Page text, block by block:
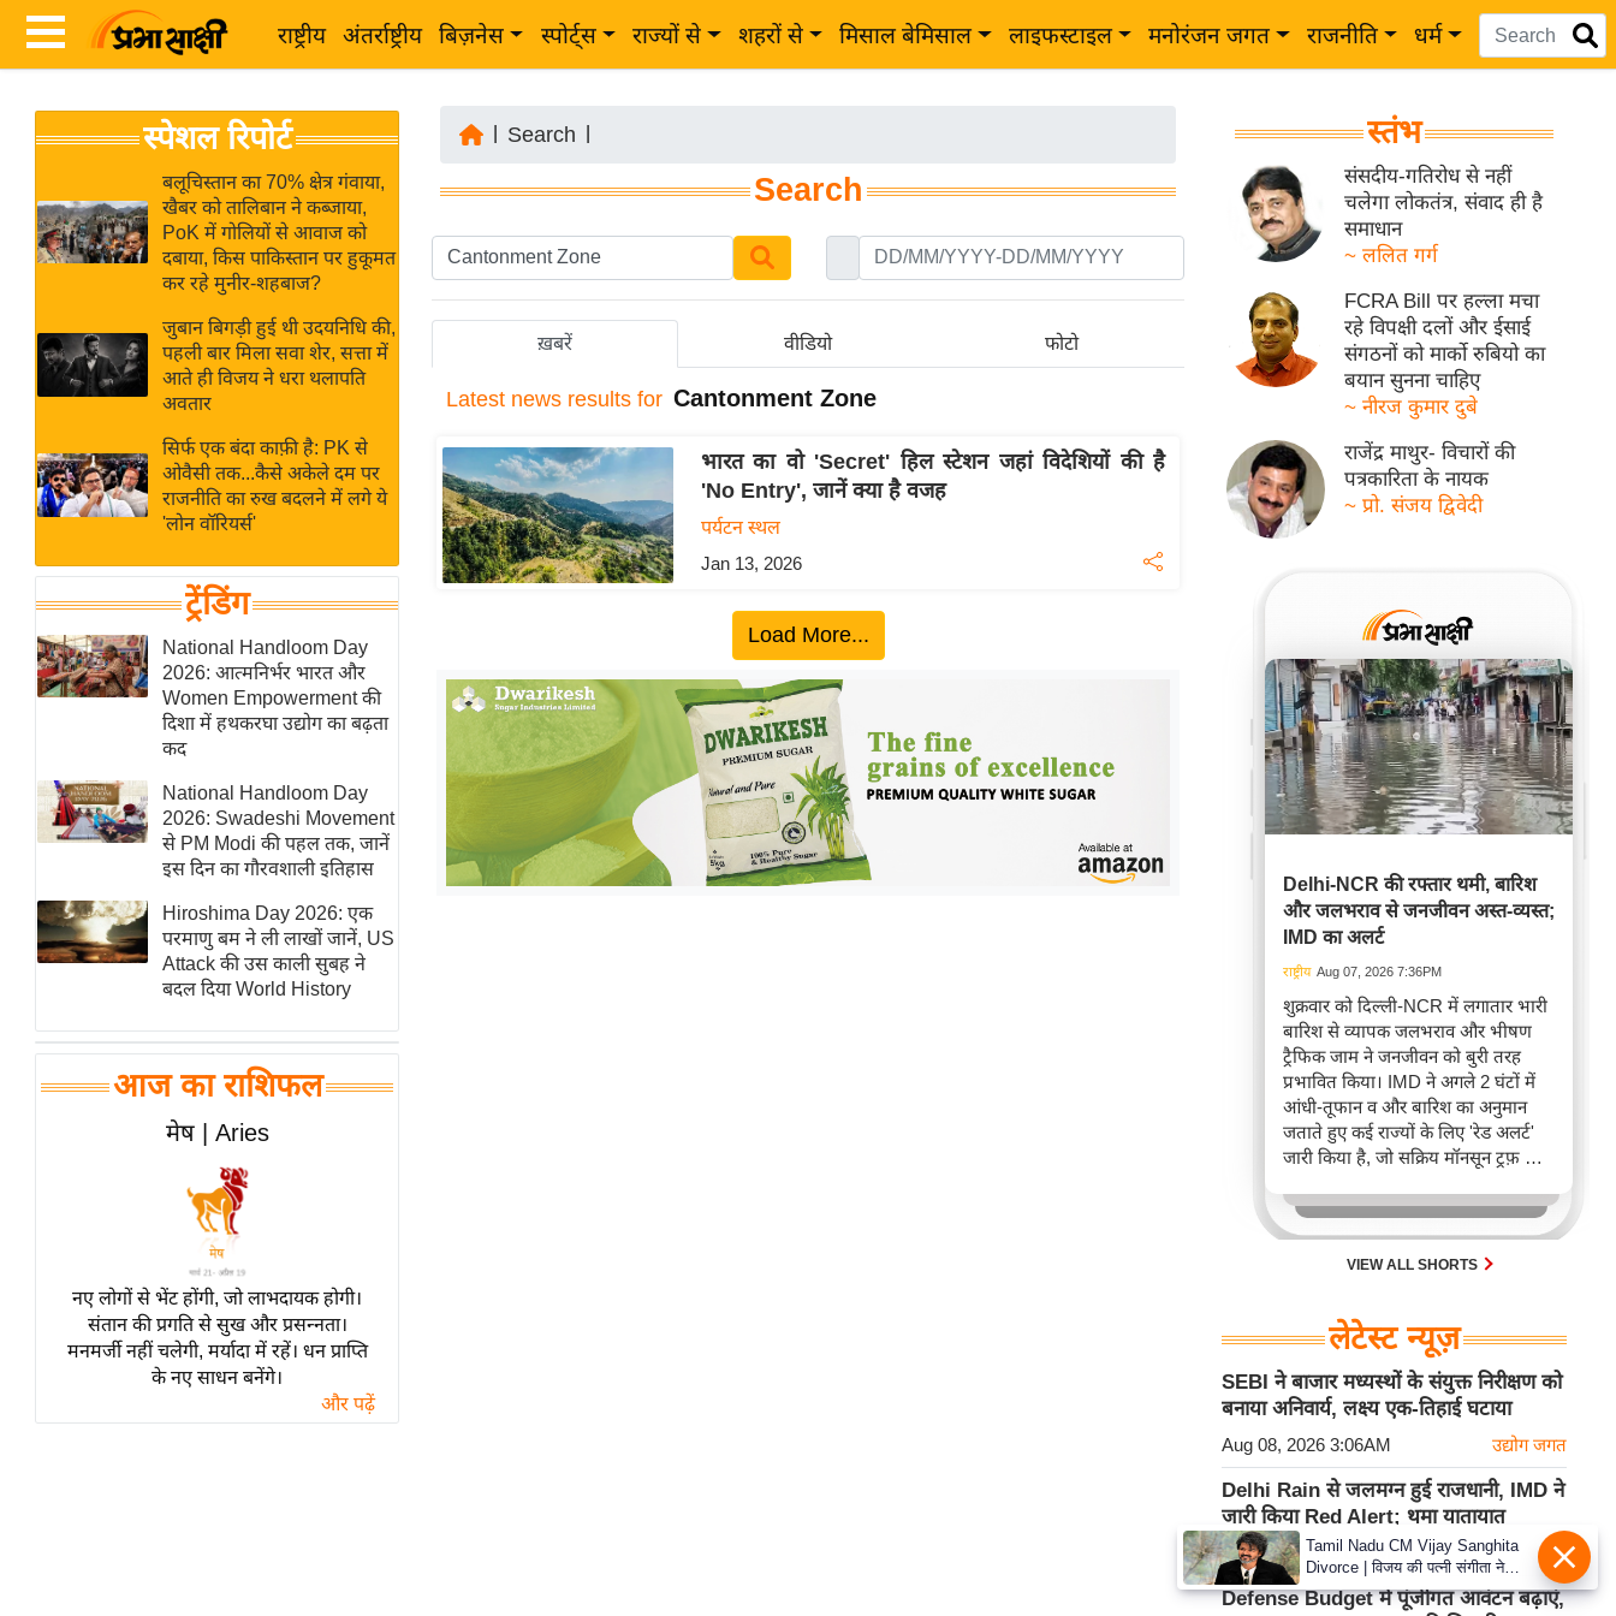
राष्ट्रीय अंतर्राष्ट्रीय बिज़नेस स्पोर्ट्स राज्यों से शहरों से मिसाल बेमिसाल लाइफस्टाइल मनोरंजन जगत राजनीति धर्म
News
Hindi
Hindi
Live
News in
Hindi
News
Hindi
Videos
ब
र
अंतर्राष्ट्रीय
बिज़नेस
उद्योग
विशेषज्ञ
राय
खेल
क्रिकेट
IPL
2026
मिसाल बेमिसाल
शख्सियत
यंग इंडिया
साहित्य जगत
ऑटो वर्ल्ड
न्यूज ब्रीफ
बॉलीवुड
हॉलीवुड
फिल्म समीक्षा
लाइफस्टाइल
टेक्नॉलॉजी
ब्यूटी/फैशन
घरेलू नुस्खे
पर्यटन स्थल
फिटनेस मंत्रा
स्पेशल रिपोर्ट
बलूचिस्तान का 70% क्षेत्र गंवाया,
खैबर को तालिबान ने कब्जाया,
PoK में गोलियों से आवाज को
दबाया, किस पाकिस्तान पर हुकूमत
कर रहे मुनीर-शहबाज?
जुबान बिगड़ी हुई थी उदयनिधि की,
पहली बार मिला सवा शेर, सत्ता में
आते ही विजय ने धरा थलापति
अवतार
सिर्फ एक बंदा काफ़ी है: PK से
ओवैसी तक...कैसे अकेले दम पर
राजनीति का रुख बदलने में लगे ये
'लोन वॉरियर्स'
ट्रेंडिंग
National Handloom Day
2026: आत्मनिर्भर भारत और
Women Empowerment की
दिशा में हथकरघा उद्योग का बढ़ता
कद
National Handloom Day
2026: Swadeshi Movement
से PM Modi की पहल तक, जानें
इस दिन का गौरवशाली इतिहास
Hiroshima Day 2026: एक
परमाणु बम ने ली लाखों जानें, US
Attack की उस काली सुबह ने
बदल दिया World History
आज का राशिफल
मेष | Aries
नए लोगों से भेंट होंगी, जो लाभदायक होगी।
संतान की प्रगति से सुख और प्रसन्नता।
मनमर्जी नहीं चलेगी, मर्यादा में रहें। धन प्राप्ति
के नए साधन बनेंगे।
और पढ़ें
Search
Search
ख़बरें वीडियो फोटो
Latest news results for Cantonment Zone
भारत का वो 'Secret' हिल स्टेशन जहां विदेशियों की है
'No Entry', जानें क्या है वजह
पर्यटन स्थल
Jan 13, 2026
Load More...
स्तंभ
संसदीय-गतिरोध से नहीं
चलेगा लोकतंत्र, संवाद ही है
समाधान
~ ललित गर्ग
FCRA Bill पर हल्ला मचा
रहे विपक्षी दलों और ईसाई
संगठनों को मार्को रुबियो का
बयान सुनना चाहिए
~ नीरज कुमार दुबे
राजेंद्र माथुर- विचारों की
पत्रकारिता के नायक
~ प्रो. संजय द्विवेदी
Delhi-NCR की रफ्तार थमी, बारिश
और जलभराव से जनजीवन अस्त-व्यस्त;
IMD का अलर्ट
राष्ट्रीय Aug 07, 2026 7:36PM
शुक्रवार को दिल्ली-NCR में लगातार भारी
बारिश से व्यापक जलभराव और भीषण
ट्रैफिक जाम ने जनजीवन को बुरी तरह
प्रभावित किया। IMD ने अगले 2 घंटों में
आंधी-तूफान व और बारिश का अनुमान
जताते हुए कई राज्यों के लिए 'रेड अलर्ट'
जारी किया है, जो सक्रिय मॉनसून ट्रफ़ और
जिससे यातायात बाधित होने के साथ-साथ
सफदरजंग अस्पताल में भी जलभराव की
स्थिति बनी।VIEW ALL SHORTS
लेटेस्ट न्यूज़
SEBI ने बाजार मध्यस्थों के संयुक्त निरीक्षण को
बनाया अनिवार्य, लक्ष्य एक-तिहाई घटाया
Aug 08, 2026 3:06AM उद्योग जगत
Delhi Rain से जलमग्न हुई राजधानी, IMD ने
जारी किया Red Alert; थमा यातायात
Aug 08, 2026 3:05AM राष्ट्रीय
Defense Budget में पूंजीगत आवंटन बढ़ाएं,
Tamil Nadu CM Vijay Sanghita
Divorce | विजय की पत्नी संगीता ने
वापस ली तलाक की अर्जी, कोर्ट ने मामले
को किया निपटाया